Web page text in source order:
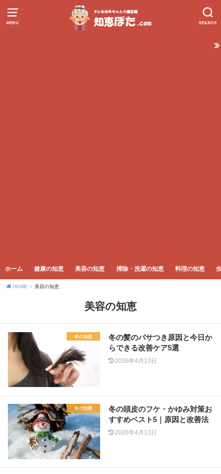
MENU SEARCH
ホーム 健康の知恵 美容の知恵 掃除・洗濯の知恵 料理の知恵
HOME 美容の知恵
美容の知恵
冬の知恵
冬の髪のパサつき原因と今日か
らできる改善ケア5選
2026年4月13日
冬の知恵
冬の頭皮のフケ・かゆみ対策お
すすめベスト5｜原因と改善法
2026年4月13日